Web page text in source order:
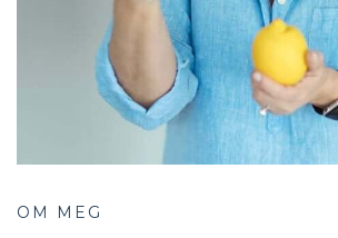
OM MEG